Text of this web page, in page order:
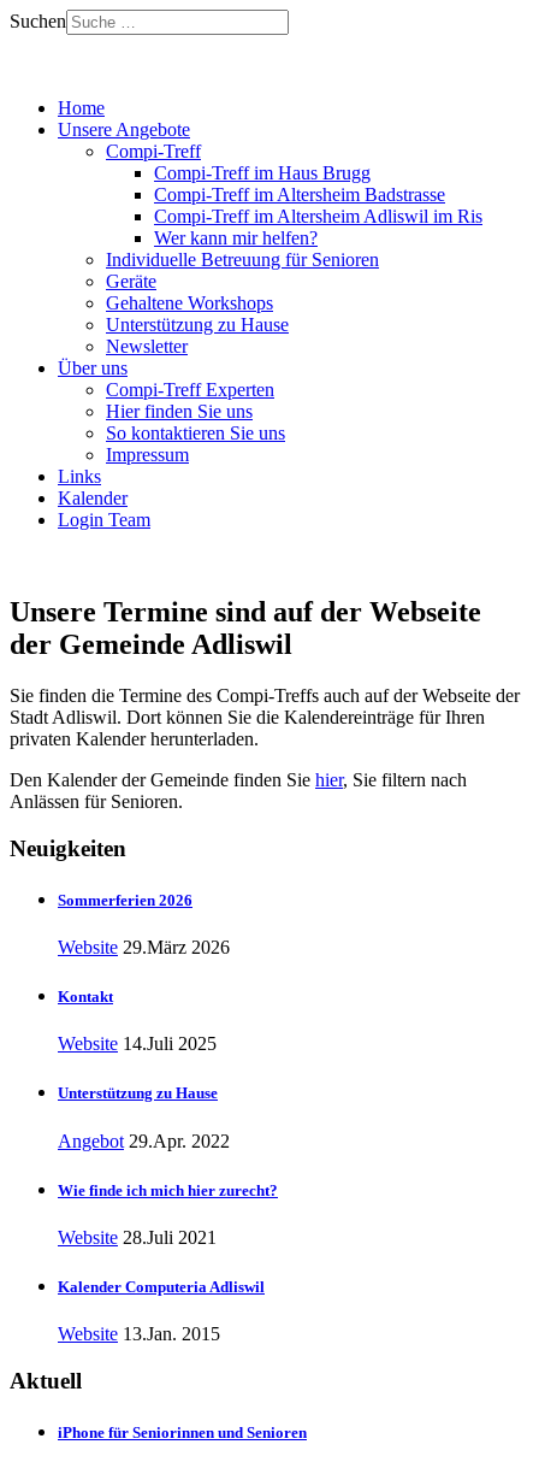
Suchen
Home
Unsere Angebote
Compi-Treff
Compi-Treff im Haus Brugg
Compi-Treff im Altersheim Badstrasse
Compi-Treff im Altersheim Adliswil im Ris
Wer kann mir helfen?
Individuelle Betreuung für Senioren
Geräte
Gehaltene Workshops
Unterstützung zu Hause
Newsletter
Über uns
Compi-Treff Experten
Hier finden Sie uns
So kontaktieren Sie uns
Impressum
Links
Kalender
Login Team
Unsere Termine sind auf der Webseite
der Gemeinde Adliswil
Sie finden die Termine des Compi-Treffs auch auf der Webseite der
Stadt Adliswil. Dort können Sie die Kalendereinträge für Ihren
privaten Kalender herunterladen.
Den Kalender der Gemeinde finden Sie hier, Sie filtern nach
Anlässen für Senioren.
Neuigkeiten
Sommerferien 2026
Website 29.März 2026
Kontakt
Website 14.Juli 2025
Unterstützung zu Hause
Angebot 29.Apr. 2022
Wie finde ich mich hier zurecht?
Website 28.Juli 2021
Kalender Computeria Adliswil
Website 13.Jan. 2015
Aktuell
iPhone für Seniorinnen und Senioren